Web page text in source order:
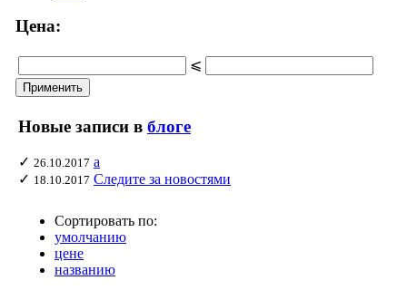
Цена:
⩽
Новые записи в блоге
✓ 26.10.2017 а
✓ 18.10.2017 Следите за новостями
Сортировать по:
умолчанию
цене
названию